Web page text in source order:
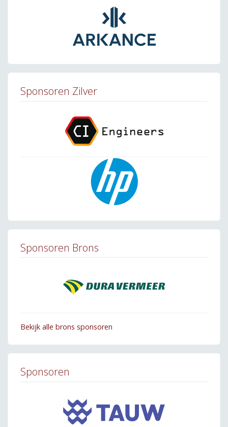
Sponsoren Zilver
Sponsoren Brons
Bekijk alle brons sponsoren
Sponsoren